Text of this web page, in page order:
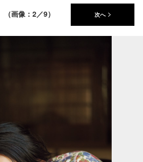
（画像：2／9） 次へ